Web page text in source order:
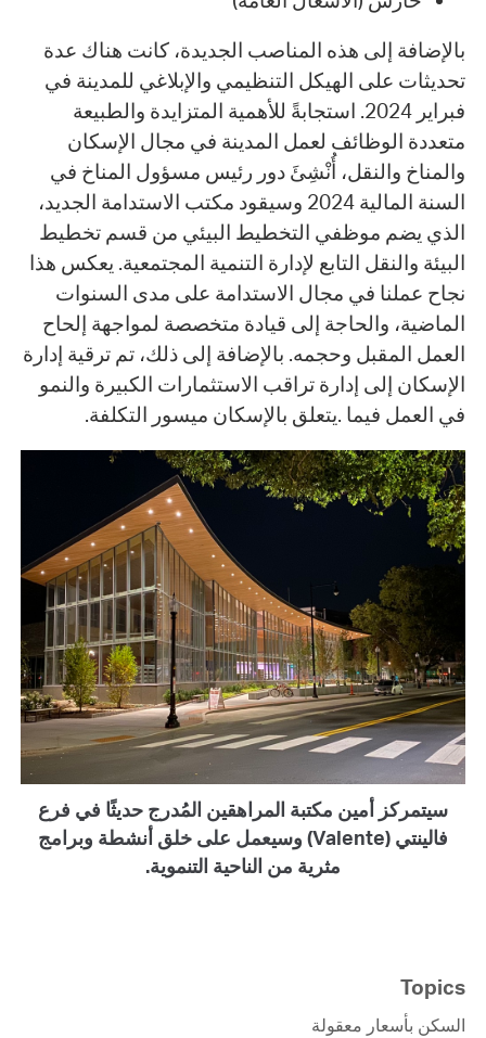
بالإضافة إلى هذه المناصب الجديدة، كانت هناك عدة
تحديثات على الهيكل التنظيمي والإبلاغي للمدينة في
فبراير 2024. استجابةً للأهمية المتزايدة والطبيعة
متعددة الوظائف لعمل المدينة في مجال الإسكان
والمناخ والنقل، أُنْشِئَ دور رئيس مسؤول المناخ في
السنة المالية 2024 وسيقود مكتب الاستدامة الجديد،
الذي يضم موظفي التخطيط البيئي من قسم تخطيط
البيئة والنقل التابع لإدارة التنمية المجتمعية. يعكس هذا
نجاح عملنا في مجال الاستدامة على مدى السنوات
الماضية، والحاجة إلى قيادة متخصصة لمواجهة إلحاح
العمل المقبل وحجمه. بالإضافة إلى ذلك، تم ترقية إدارة
الإسكان إلى إدارة تراقب الاستثمارات الكبيرة والنمو
في العمل فيما .يتعلق بالإسكان ميسور التكلفة.
سيتمركز أمين مكتبة المراهقين المُدرج حديثًا في فرع
فالينتي (Valente) وسيعمل على خلق أنشطة وبرامج
مثرية من الناحية التنموية.
Topics
السكن بأسعار معقولة